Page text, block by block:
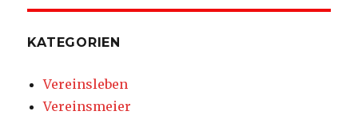
KATEGORIEN
Vereinsleben
Vereinsmeier